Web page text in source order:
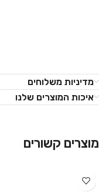
מדיניות משלוחים
איכות המוצרים שלנו
מוצרים קשורים